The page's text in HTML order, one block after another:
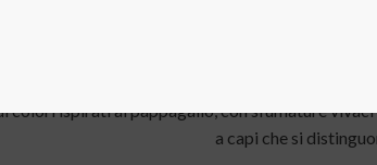
i tuoi progetti con un mix perfetto di comfort
di
colori ispirati al pappagallo, con sfumature
a capi che si